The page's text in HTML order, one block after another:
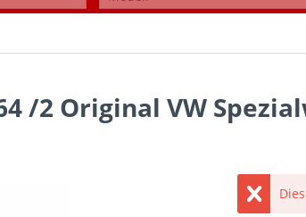
/2 Original VW